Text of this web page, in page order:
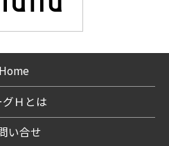
Home
グＨとは
い合せ